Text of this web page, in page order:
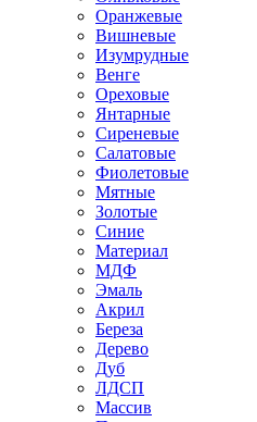
Оранжевые
Вишневые
Изумрудные
Венге
Ореховые
Янтарные
Сиреневые
Салатовые
Фиолетовые
Мятные
Золотые
Синие
Материал
МДФ
Эмаль
Акрил
Береза
Дерево
Дуб
ЛДСП
Массив